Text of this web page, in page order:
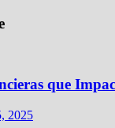
que
2025